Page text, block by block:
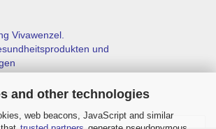
and other technologies
web beacons, JavaScript and similar
Vivawenzel.
und
ANMELDUNG